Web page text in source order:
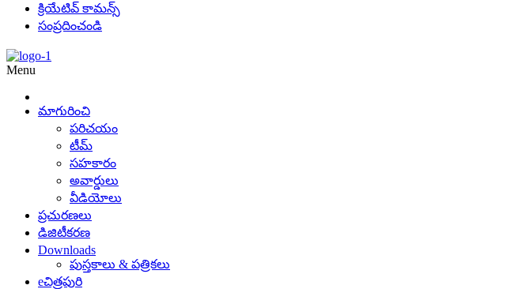
క్రియేటివ్ కామన్స్
సంప్రదించండి
Menu
మాగురించి
పరిచయం
టీమ్
సహకారం
అవార్డులు
వీడియోలు
ప్రచురణలు
డిజిటీకరణ
Downloads
పుస్తకాలు & పత్రికలు
eచిత్రపురి